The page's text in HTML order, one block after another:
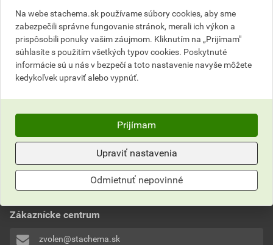
ks
Do košíka
45,50 EUR celkom s DPH
ks
Do košíka
111,01 EUR celkom s DPH
Často kladené otázky
Zákaznícke centrum
zvolen@stachema.sk
Na webe stachema.sk používame súbory cookies, aby sme
zabezpečili správne fungovanie stránok, merali ich výkon a
prispôsobili ponuky vašim záujmom. Kliknutím na „Prijímam"
súhlasíte s použitím všetkých typov cookies. Poskytnuté
informácie sú u nás v bezpečí a toto nastavenie navyše môžete
kedykoľvek upraviť alebo vypnúť.
Prijímam
Upraviť nastavenia
Odmietnuť nepovinné